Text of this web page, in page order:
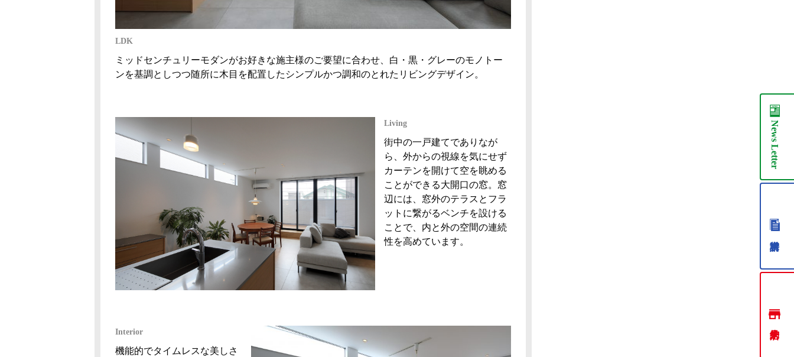
LDK
ミッドセンチュリーモダンがお好きな施主様のご要望に合わせ、白・黒・グレーのモノトー
ンを基調としつつ随所に木目を配置したシンプルかつ調和のとれたリビングデザイン。
Living
街中の一戸建てでありなが
ら、外からの視線を気にせず
カーテンを開けて空を眺める
ことができる大開口の窓。窓
辺には、窓外のテラスとフラ
ットに繋がるベンチを設ける
ことで、内と外の空間の連続
性を高めています。
Interior
機能的でタイムレスな美しさ
News
Letter